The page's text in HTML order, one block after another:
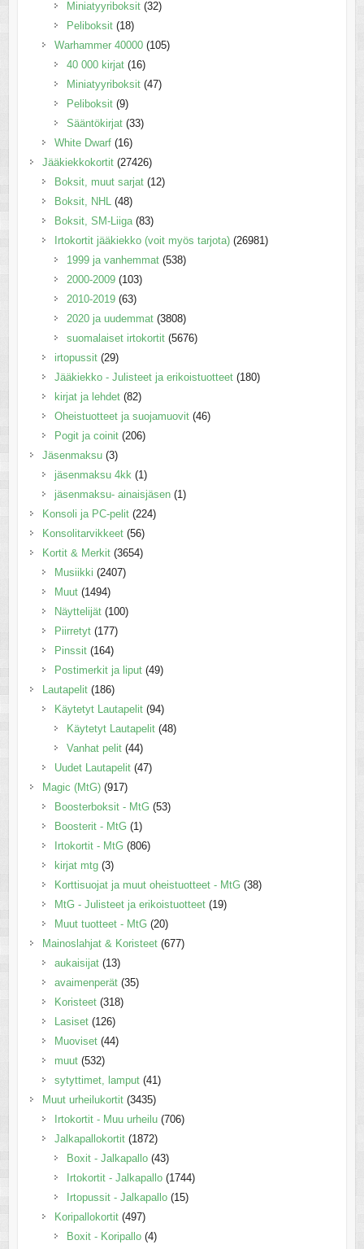
Miniatyyriboksit (32)
Peliboksit (18)
Warhammer 40000 (105)
40 000 kirjat (16)
Miniatyyriboksit (47)
Peliboksit (9)
Sääntökirjat (33)
White Dwarf (16)
Jääkiekkokortit (27426)
Boksit, muut sarjat (12)
Boksit, NHL (48)
Boksit, SM-Liiga (83)
Irtokortit jääkiekko (voit myös tarjota) (26981)
1999 ja vanhemmat (538)
2000-2009 (103)
2010-2019 (63)
2020 ja uudemmat (3808)
suomalaiset irtokortit (5676)
irtopussit (29)
Jääkiekko - Julisteet ja erikoistuotteet (180)
kirjat ja lehdet (82)
Oheistuotteet ja suojamuovit (46)
Pogit ja coinit (206)
Jäsenmaksu (3)
jäsenmaksu 4kk (1)
jäsenmaksu- ainaisjäsen (1)
Konsoli ja PC-pelit (224)
Konsolitarvikkeet (56)
Kortit & Merkit (3654)
Musiikki (2407)
Muut (1494)
Näyttelijät (100)
Piirretyt (177)
Pinssit (164)
Postimerkit ja liput (49)
Lautapelit (186)
Käytetyt Lautapelit (94)
Käytetyt Lautapelit (48)
Vanhat pelit (44)
Uudet Lautapelit (47)
Magic (MtG) (917)
Boosterboksit - MtG (53)
Boosterit - MtG (1)
Irtokortit - MtG (806)
kirjat mtg (3)
Korttisuojat ja muut oheistuotteet - MtG (38)
MtG - Julisteet ja erikoistuotteet (19)
Muut tuotteet - MtG (20)
Mainoslahjat & Koristeet (677)
aukaisijat (13)
avaimenperät (35)
Koristeet (318)
Lasiset (126)
Muoviset (44)
muut (532)
sytyttimet, lamput (41)
Muut urheilukortit (3435)
Irtokortit - Muu urheilu (706)
Jalkapallokortit (1872)
Boxit - Jalkapallo (43)
Irtokortit - Jalkapallo (1744)
Irtopussit - Jalkapallo (15)
Koripallokortit (497)
Boxit - Koripallo (4)